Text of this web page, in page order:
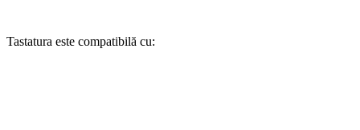
Tastatura este compatibilă cu: